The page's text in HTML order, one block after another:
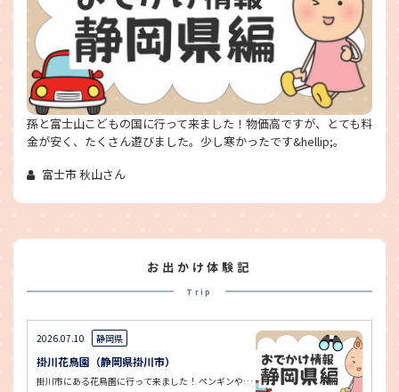
孫と富士山こどもの国に行って来ました！物価高ですが、とても料
金が安く、たくさん遊びました。少し寒かったです&hellip;。
富士市 秋山さん
お出かけ体験記
Trip
2026.07.10 静岡県
掛川花鳥園（静岡県掛川市）
掛川市にある花鳥園に行って来ました！ ペンギンや鳥に餌をあげることができました。 鳥の餌を持っていると、鳥が肩や腕に乗ってきて、少しびっくりしました。